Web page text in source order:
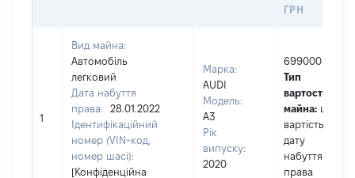
ГРН
1
Вид майна:
Автомобіль
легковий
Дата набуття
права:
28.01.2022
Ідентифікаційний
номер (VIN-код,
номер шасі):
[Конфіденційна
Марка:
AUDI
Модель:
A3
Рік
випуску:
2020
699000
Тип
вартості
майна: це
вартість на
дату
набуття
права